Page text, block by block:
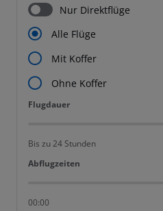
Nur Direktflüge
Alle Flüge
Mit Koffer
Ohne Koffer
Flugdauer
Flugdauer
Bis zu 24 Stunden
Abflugzeiten
Abflugzeiten
00:00